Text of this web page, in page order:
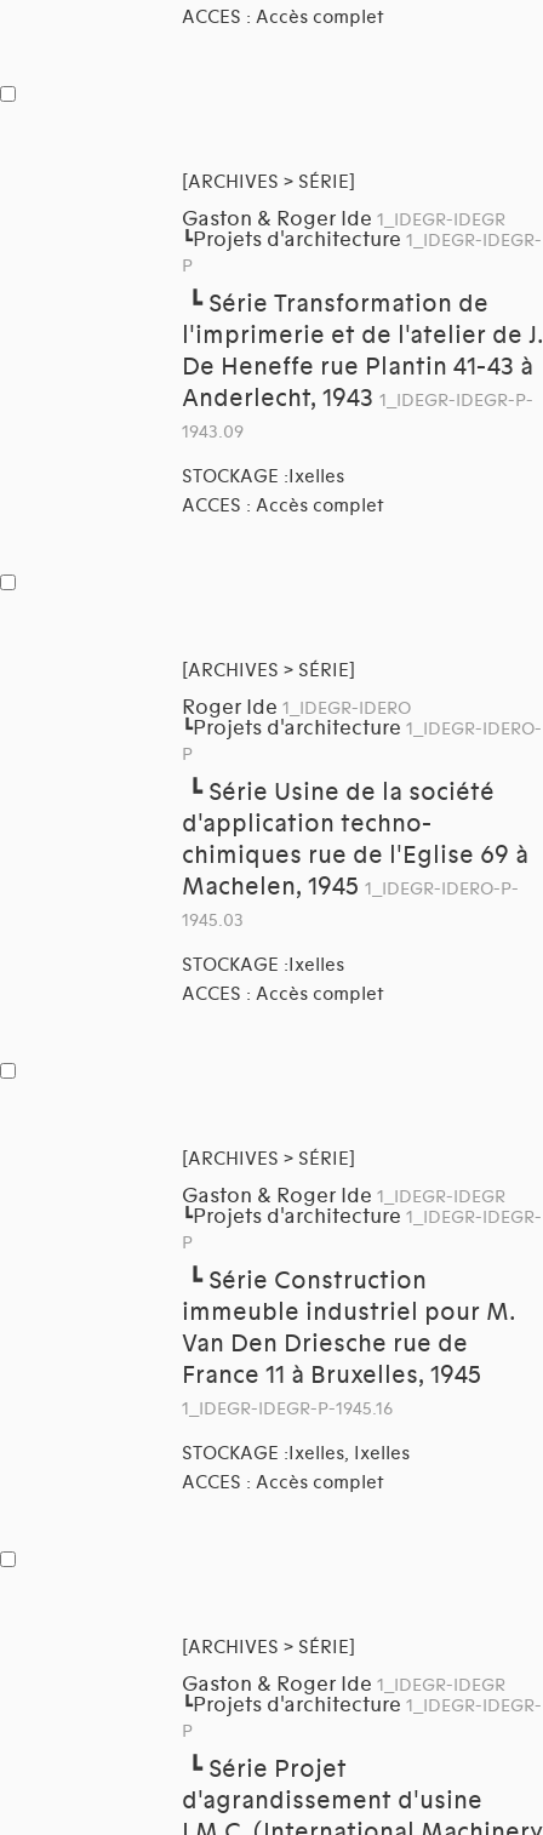
ACCES : Accès complet
[ARCHIVES > SÉRIE]
Gaston & Roger Ide 1_IDEGR-IDEGR
┗Projets d'architecture 1_IDEGR-IDEGR-
P
┗ Série Transformation de
l'imprimerie et de l'atelier de J.
De Heneffe rue Plantin 41-43 à
Anderlecht, 1943 1_IDEGR-IDEGR-P-
1943.09
STOCKAGE :Ixelles
ACCES : Accès complet
[ARCHIVES > SÉRIE]
Roger Ide 1_IDEGR-IDERO
┗Projets d'architecture 1_IDEGR-IDERO-
P
┗ Série Usine de la société
d'application techno-
chimiques rue de l'Eglise 69 à
Machelen, 1945 1_IDEGR-IDERO-P-
1945.03
STOCKAGE :Ixelles
ACCES : Accès complet
[ARCHIVES > SÉRIE]
Gaston & Roger Ide 1_IDEGR-IDEGR
┗Projets d'architecture 1_IDEGR-IDEGR-
P
┗ Série Construction
immeuble industriel pour M.
Van Den Driesche rue de
France 11 à Bruxelles, 1945
1_IDEGR-IDEGR-P-1945.16
STOCKAGE :Ixelles, Ixelles
ACCES : Accès complet
[ARCHIVES > SÉRIE]
Gaston & Roger Ide 1_IDEGR-IDEGR
┗Projets d'architecture 1_IDEGR-IDEGR-
P
┗ Série Projet
d'agrandissement d'usine